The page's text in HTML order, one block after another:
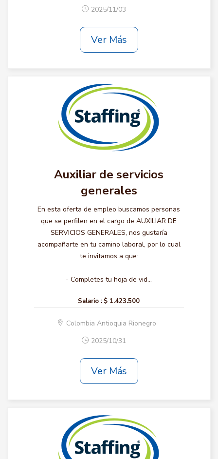
2025/11/03
Ver Más
Auxiliar de servicios
generales
En esta oferta de empleo buscamos personas
que se perfilen en el cargo de AUXILIAR DE
SERVICIOS GENERALES, nos gustaría
acompañarte en tu camino laboral, por lo cual
te invitamos a que:
- Completes tu hoja de vid...
Salario : $ 1.423.500
Colombia Antioquia Rionegro
2025/10/31
Ver Más